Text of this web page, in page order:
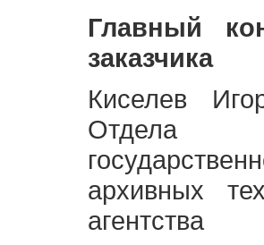
Главный
заказчика
Киселев
Отдела
архивных
агентства